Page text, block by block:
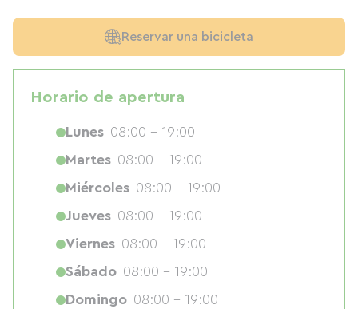
Reservar una bicicleta
Horario de apertura
Lunes 08:00 - 19:00
Martes 08:00 - 19:00
Miércoles 08:00 - 19:00
Jueves 08:00 - 19:00
Viernes 08:00 - 19:00
Sábado 08:00 - 19:00
Domingo 08:00 - 19:00